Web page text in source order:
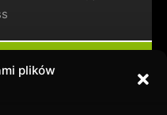
plików